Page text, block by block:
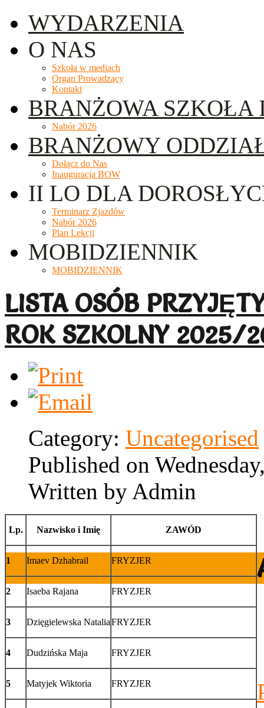
WYDARZENIA
O NAS
Szkoła w mediach
Organ Prowadzący
Kontakt
BRANŻOWA SZKOŁA
Nabór 2026
BRANŻOWY
Dołącz do Nas
Inauguracja BOW
II LO DLA
Terminarz Zjazdów
Nabór 2026
Plan Lekcji
MOBIDZIENNIK
MOBIDZIENNIK
LISTA OSÓB
ROK SZKOLNY 2025/
Category: Uncategorised
Published on
Written by Admin
Lp. Nazwisko i Imię ZAWÓD
1 Imaev Dzhabrail FRYZJER
2 Isaeba Rajana FRYZJER
3 Dzięgielewska NataliaFRYZJER
4 Dudzińska Maja FRYZJER
5 Matyjek Wiktoria FRYZJER